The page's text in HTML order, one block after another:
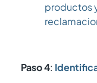
productos
Paso 4: